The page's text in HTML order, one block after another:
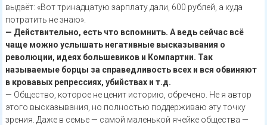
выдаёт: «Вот тринадцатую зарплату дали, 600 рублей, а куда
потратить не знаю».
— Действительно, есть что вспомнить. А ведь сейчас всё
чаще можно услышать негативные высказывания о
революции, идеях большевиков и Компартии. Так
называемые борцы за справедливость всех и вся обвиняют
в кровавых репрессиях, убийствах и т.д.
— Общество, которое не ценит историю, обречено. Не я автор
этого высказывания, но полностью поддерживаю эту точку
зрения. Даже в семье — самой маленькой ячейке общества —